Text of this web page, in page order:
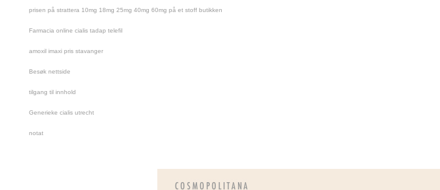
prisen på strattera 10mg 18mg 25mg 40mg 60mg på et stoff butikken
Farmacia online cialis tadap telefil
amoxil imaxi pris stavanger
Besøk nettside
tilgang til innhold
Generieke cialis utrecht
notat